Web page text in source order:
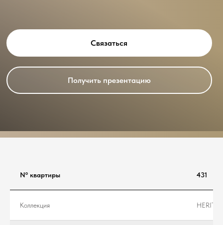
Связаться
Получить презентацию
Nº квартиры 431
Коллекция